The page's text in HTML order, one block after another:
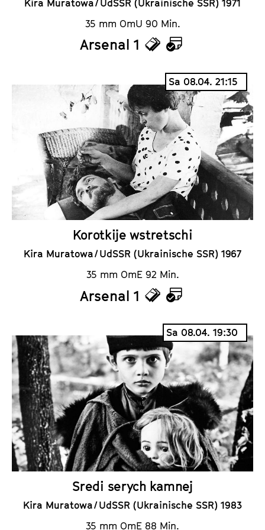
Kira Muratowa / UdSSR (Ukrainische SSR) 1971
35 mm OmU 90 Min.
Arsenal 1
T
c
k
e
t
s
K
a
l
e
n
d
e
r
Sa 08.04. 21:15
Korotkije wstretschi
Kira Muratowa / UdSSR (Ukrainische SSR) 1967
35 mm OmE 92 Min.
Arsenal 1
T
c
k
e
t
s
K
a
l
e
n
d
e
r
Sa 08.04. 19:30
Sredi serych kamnej
Kira Muratowa / UdSSR (Ukrainische SSR) 1983
35 mm OmE 88 Min.